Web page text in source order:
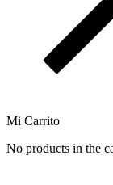
Mi Carrito
No products in the